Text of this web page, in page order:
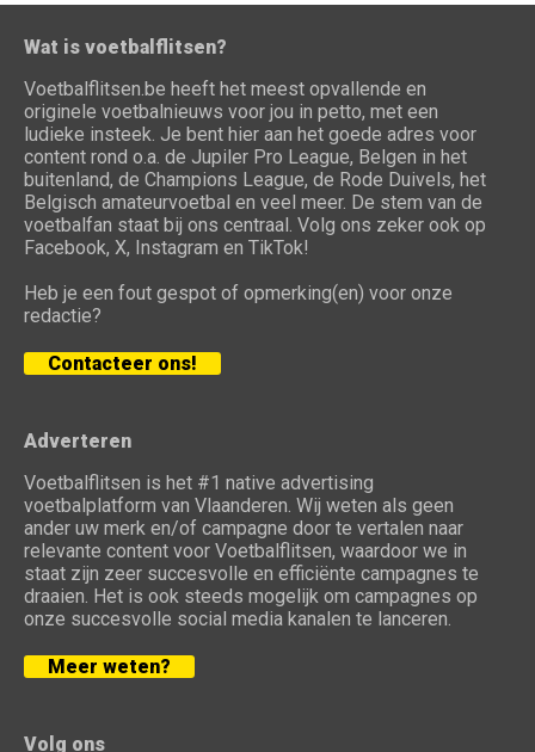
Wat is voetbalflitsen?
Voetbalflitsen.be heeft het meest opvallende en
originele voetbalnieuws voor jou in petto, met een
ludieke insteek. Je bent hier aan het goede adres voor
content rond o.a. de Jupiler Pro League, Belgen in het
buitenland, de Champions League, de Rode Duivels, het
Belgisch amateurvoetbal en veel meer. De stem van de
voetbalfan staat bij ons centraal. Volg ons zeker ook op
Facebook, X, Instagram en TikTok!
Heb je een fout gespot of opmerking(en) voor onze
redactie?
Contacteer ons!
Adverteren
Voetbalflitsen is het #1 native advertising
voetbalplatform van Vlaanderen. Wij weten als geen
ander uw merk en/of campagne door te vertalen naar
relevante content voor Voetbalflitsen, waardoor we in
staat zijn zeer succesvolle en efficiënte campagnes te
draaien. Het is ook steeds mogelijk om campagnes op
onze succesvolle social media kanalen te lanceren.
Meer weten?
Volg ons